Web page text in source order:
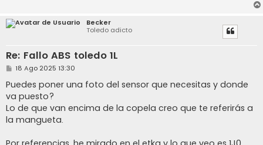
Becker
Toledo adicto
Re: Fallo ABS toledo 1L
M
n
s
a
j
e
18 Ago 2025 13:30
Puedes poner una foto del sensor que necesitas y donde
va puesto?
Lo de que van encima de la copela creo que te referirás a
la mangueta.